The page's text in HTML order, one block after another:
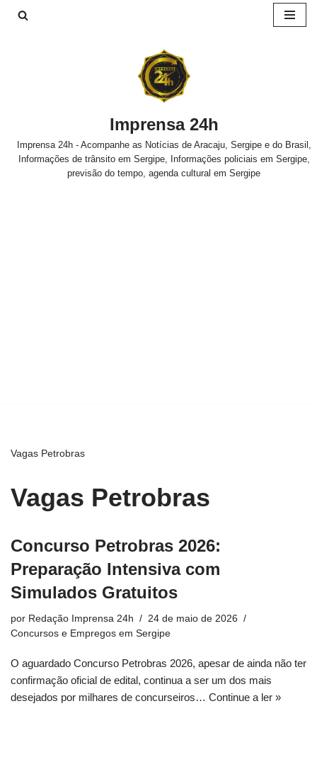
Imprensa 24h
Imprensa 24h - Acompanhe as Notícias de Aracaju, Sergipe e do Brasil,
Informações de trânsito em Sergipe, Informações policiais em Sergipe,
previsão do tempo, agenda cultural em Sergipe
Vagas Petrobras
Vagas Petrobras
Concurso Petrobras 2026:
Preparação Intensiva com
Simulados Gratuitos
por Redação Imprensa 24h
24 de maio de 2026
Concursos e Empregos em Sergipe
O aguardado Concurso Petrobras 2026, apesar de ainda não ter
confirmação oficial de edital, continua a ser um dos mais
desejados por milhares de concurseiros… Continue a ler »